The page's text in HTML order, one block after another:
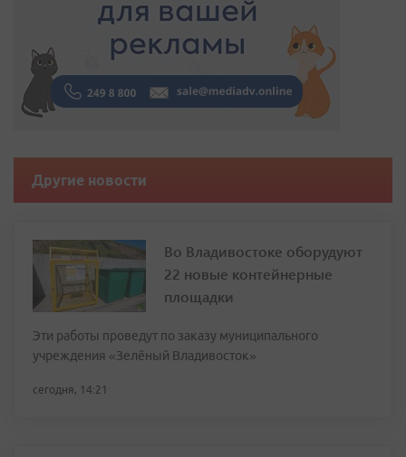
Другие новости
Во Владивостоке оборудуют
22 новые контейнерные
площадки
Эти работы проведут по заказу муниципального
учреждения «Зелёный Владивосток»
сегодня, 14:21